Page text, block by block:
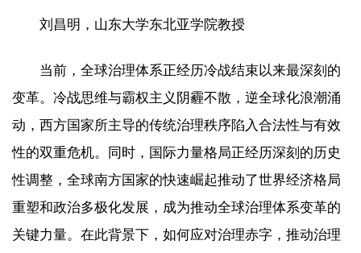
刘昌明，山东大学东北亚学院教授
当前，全球治理体系正经历冷战结束以来最深刻的
变革。冷战思维与霸权主义阴霾不散，逆全球化浪潮涌
动，西方国家所主导的传统治理秩序陷入合法性与有效
性的双重危机。同时，国际力量格局正经历深刻的历史
性调整，全球南方国家的快速崛起推动了世界经济格局
重塑和政治多极化发展，成为推动全球治理体系变革的
关键力量。在此背景下，如何应对治理赤字，推动治理